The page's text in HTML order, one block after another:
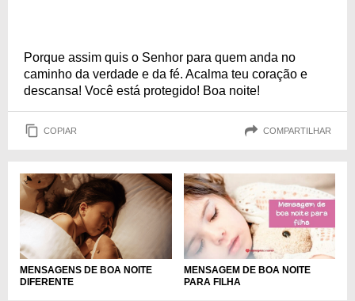
Porque assim quis o Senhor para quem anda no
caminho da verdade e da fé. Acalma teu coração e
descansa! Você está protegido! Boa noite!
COPIAR COMPARTILHAR
MENSAGENS DE BOA NOITE
DIFERENTE
MENSAGEM DE BOA NOITE
PARA FILHA